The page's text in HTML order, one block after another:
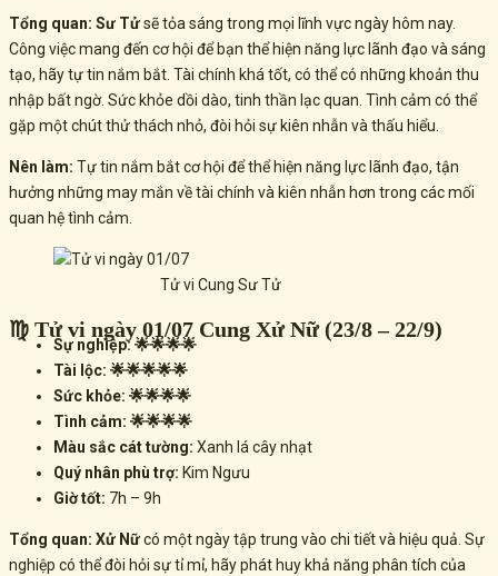
Tổng quan: Sư Tửsẽ tỏa sáng trong mọi lĩnh vực ngày hôm nay.
Công việc mang đến cơ hội để bạn thể hiện năng lực lãnh đạo và sáng
tạo, hãy tự tin nắm bắt. Tài chính khá tốt, có thể có những khoản thu
nhập bất ngờ. Sức khỏe dồi dào, tinh thần lạc quan. Tình cảm có thể
gặp một chútthử thách nhỏ, đòi hỏi sự kiên nhẫn và thấu hiểu.
Nên làm: Tự tin nắm bắt cơ hội để thể hiện năng lực lãnh đạo, tận
hưởng những may mắn về tài chính và kiên nhẫn hơn trong các mối
quan hệ tình cảm.
Tử vi Cung Sư Tử
♍ Tử vi ngày 01/07 Cung Xử Nữ (23/8 – 22/9)
Sự nghiệp: 🌟🌟🌟🌟
Tài lộc: 🌟🌟🌟🌟🌟
Sức khỏe: 🌟🌟🌟🌟
Tình cảm: 🌟🌟🌟🌟
Màu sắc cát tường: Xanh lá cây nhạt
Quý nhân phù trợ: Kim Ngưu
Giờ tốt: 7h – 9h
Tổng quan: Xử Nữcó một ngày tập trung vào chi tiết và hiệu quả. Sự
nghiệp có thể đòi hỏi sựtỉ mỉ, hãy phát huy khả năng phân tích của